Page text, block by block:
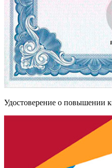
Удостоверение о повышении